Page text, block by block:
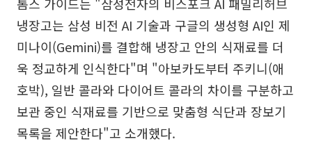
냉장고는 삼성 비전 AI 기술과 구글의 생성형 AI인 제
미나이(Gemini)를 결합해 냉장고 안의 식재료를 더
욱 정교하게 인식한다"며 "아보카도부터 주키니(애
호박), 일반 콜라와 다이어트 콜라의 차이를 구분하고
보관 중인 식재료를 기반으로 맞춤형 식단과 장보기
목록을 제안한다"고 소개했다.